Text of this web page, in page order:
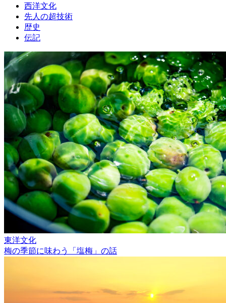
西洋文化
先人の超技術
歴史
伝記
東洋文化
梅の季節に味わう「塩梅」の話